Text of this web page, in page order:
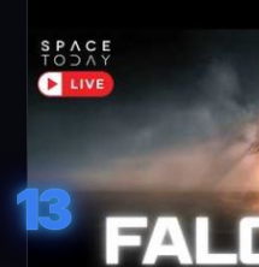
13